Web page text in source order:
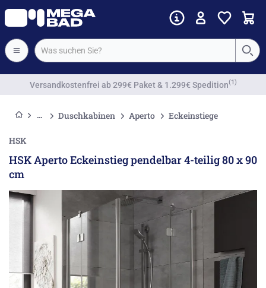
Vorkassenrabatt
Duschkabinen Aperto Eckeinstiege
HSK
HSK Aperto Eckeinstieg pendelbar 4-teilig 80 x 90
cm